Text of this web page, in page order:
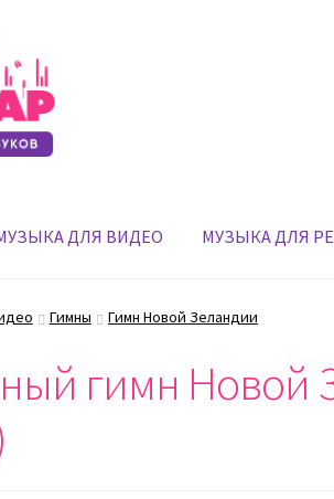
ДЛЯ ВИДЕО МУЗЫКА ДЛЯ
Гимны Гимн Новой Зеландии
гимн Новой